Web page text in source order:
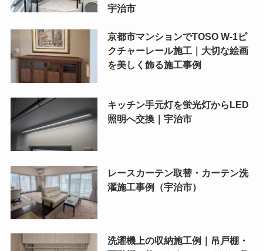
宇治市
京都市マンションでTOSO W-1ピ
クチャーレール施工｜大切な絵画
を美しく飾る施工事例
キッチン手元灯を蛍光灯からLED
照明へ交換｜宇治市
レースカーテン取替・カーテン洗
濯施工事例（宇治市）
洗濯機上の収納施工例｜吊戸棚・